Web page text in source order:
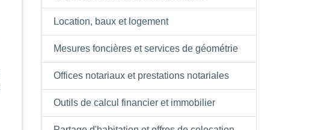
Location, baux et logement
Mesures foncières et services de géométrie
Offices notariaux et prestations notariales
Outils de calcul financier et immobilier